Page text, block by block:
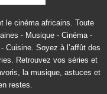
le cinéma africains. Toute
- Musique - Cinéma -
Cuisine. Soyez à l’affût des
Retrouvez vos séries et
la musique, astuces et
restes.